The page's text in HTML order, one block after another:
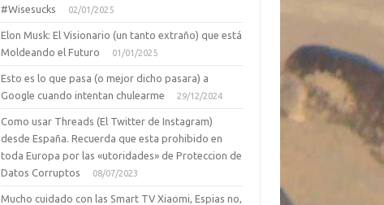
#Wisesucks
02/01/2025
Elon Musk: El Visionario (un tanto extraño) que está
Moldeando el Futuro
01/01/2025
Esto es lo que pasa (o mejor dicho pasara) a
Google cuando intentan chulearme
29/12/2024
Como usar Threads (El Twitter de Instagram)
desde España. Recuerda que esta prohibido en
toda Europa por las «utoridades» de Proteccion de
Datos Corruptos
08/07/2023
Mucho cuidado con las Smart TV Xiaomi, Espias no,